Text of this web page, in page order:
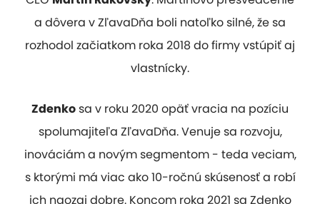
a dôvera v ZľavaDňa boli natoľko silné, že sa
rozhodol začiatkom roka 2018 do firmy vstúpiť aj
vlastnícky.
Zdenko sa v roku 2020 opäť vracia na pozíciu
spolumajiteľa ZľavaDňa. Venuje sa rozvoju,
inováciám a novým segmentom - teda veciam,
s ktorými má viac ako 10-ročnú skúsenosť a robí
ich naozaj dobre. Koncom roka 2021 sa Zdenko